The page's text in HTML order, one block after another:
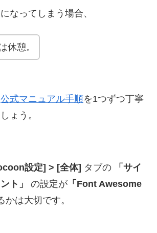
なってしまう場合、
休憩。
公式マニュアル手順を1つずつ丁寧
ょう。
設定] > [全体] タブの
「サイ
ト」
の設定が 「Font Awesome
かは大切です。